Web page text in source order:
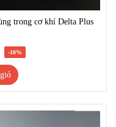
trong cơ khí Delta Plus
-10%